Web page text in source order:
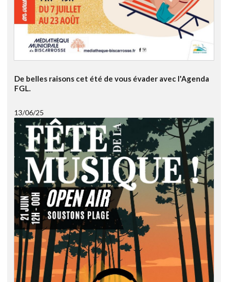
De belles raisons cet été de vous évader avec l'Agenda
FGL.
13/06/25